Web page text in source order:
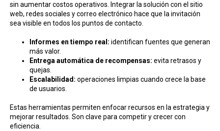
sin aumentar costos operativos. Integrar la solución con el sitio
web, redes sociales y correo electrónico hace que la invitación
sea visible en todos los puntos de contacto.
Informes en tiempo real: identifican fuentes que generan
más valor.
Entrega automática de recompensas: evita retrasos y
quejas.
Escalabilidad: operaciones limpias cuando crece la base
de usuarios.
Estas herramientas permiten enfocar recursos en la estrategia y
mejorar resultados. Son clave para competir y crecer con
eficiencia.